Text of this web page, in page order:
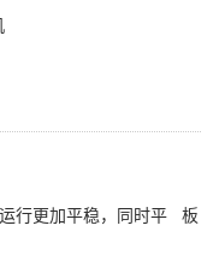
行更加平稳，同时平 板